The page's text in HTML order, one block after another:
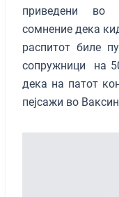
приведени во
сомнение дека
распитот биле
сопружници на
дека на патот
пејсажи во